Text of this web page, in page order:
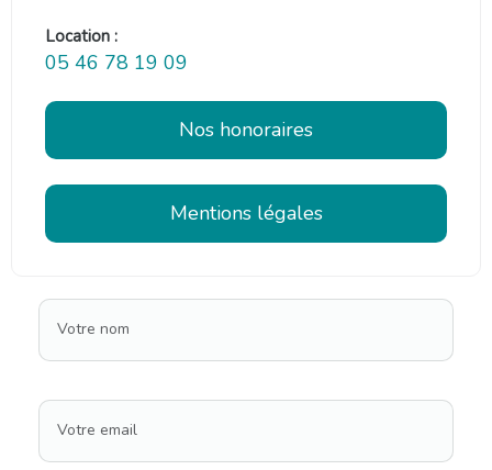
Location :
05 46 78 19 09
Nos honoraires
Mentions légales
Votre nom
Votre email